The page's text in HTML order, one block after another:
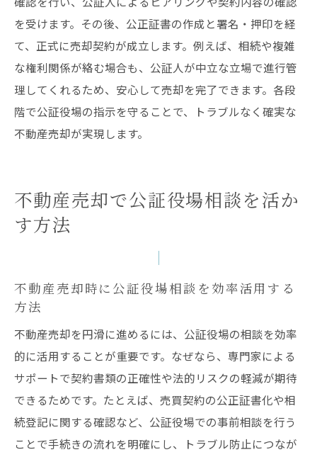
を受けます。その後、公正証書の作成と署名・押印を経
て、正式に売却契約が成立します。例えば、相続や複雑
な権利関係が絡む場合も、公証人が中立な立場で進行管
理してくれるため、安心して売却を完了できます。各段
階で公証役場の指示を守ることで、トラブルなく確実な
不動産売却が実現します。
不動産売却で公証役場相談を活か
す方法
不動産売却時に公証役場相談を効率活用する
方法
不動産売却を円滑に進めるには、公証役場の相談を効率
的に活用することが重要です。なぜなら、専門家による
サポートで契約書類の正確性や法的リスクの軽減が期待
できるためです。たとえば、売買契約の公正証書化や相
続登記に関する確認など、公証役場での事前相談を行う
ことで手続きの流れを明確にし、トラブル防止につなが